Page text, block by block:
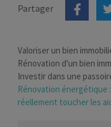
Partager
Valoriser un bien
Rénovation d'un bien
Investir dans une
Rénovation énergétique
réellement toucher les